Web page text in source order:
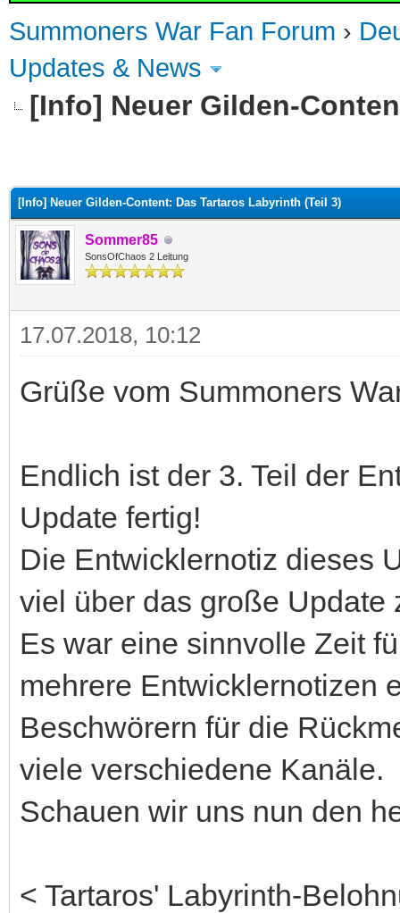
Summoners War Fan Forum ›
Updates & News
[Info] Neuer Gilden-
[Info] Neuer Gilden-Content: Das Tartaros Labyrinth (Teil 3)
Sommer85
SonsOfChaos 2 Leitung
17.07.2018, 10:12
Grüße vom Summoners
Endlich ist der 3. Teil der
Update fertig!
Die Entwicklernotiz dieses
viel über das große Update
Es war eine sinnvolle Zeit
mehrere Entwicklernotizen
Beschwörern für die
viele verschiedene Kanäle.
Schauen wir uns nun den
< Tartaros' Labyrinth-